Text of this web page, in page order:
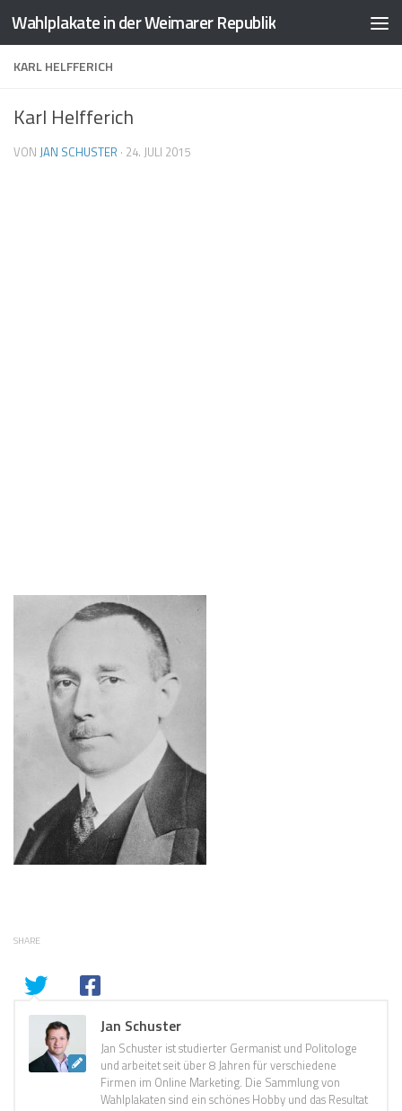
Zum Inhalt springen
Wahlplakate in der Weimarer Republik
KARL HELFFERICH
Karl Helfferich
VON JAN SCHUSTER · 24. JULI 2015
SHARE
Jan Schuster
Jan Schuster ist studierter Germanist und Politologe
und arbeitet seit über 8 Jahren für verschiedene
Firmen im Online Marketing. Die Sammlung von
Wahlplakaten sind ein schönes Hobby und das Resultat